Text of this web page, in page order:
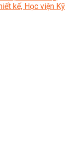
kế, Học viện Kỹ